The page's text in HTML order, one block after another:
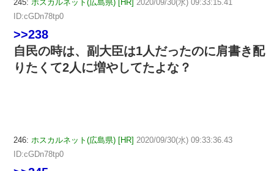
245: ホスカルネット(広島県) [HR] 2020/09/30(水) 09:33:15.41
ID:cGDn78tp0
>>238
自民の時は、副大臣は1人だったのに肩書き配
りたくて2人に増やしてたよな？
246: ホスカルネット(広島県) [HR] 2020/09/30(水) 09:33:36.43
ID:cGDn78tp0